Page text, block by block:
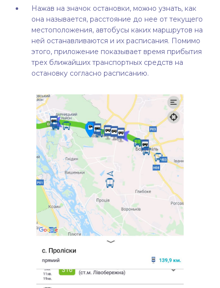
Нажав на значок остановки, можно узнать, как
она называется, расстояние до нее от текущего
местоположения, автобусы каких маршрутов на
ней останавливаются и их расписания. Помимо
этого, приложение показывает время прибытия
трех ближайших транспортных средств на
остановку согласно расписанию.